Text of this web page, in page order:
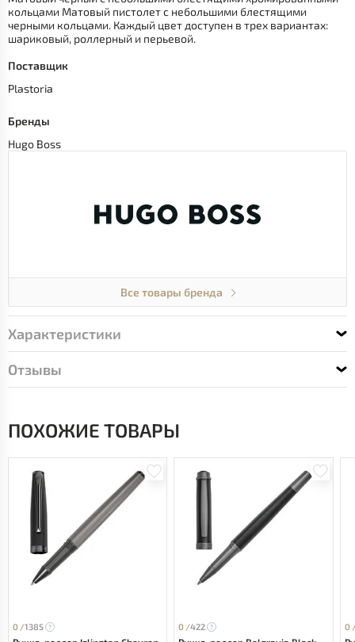
кольцами Матовый пистолет с небольшими блестящими
черными кольцами. Каждый цвет доступен в трех вариантах:
шариковый, роллерный и перьевой.
Поставщик
Plastoria
Бренды
Hugo Boss
Все товары бренда
Характеристики
Отзывы
ПОХОЖИЕ ТОВАРЫ
0 /1385 0 /422 0